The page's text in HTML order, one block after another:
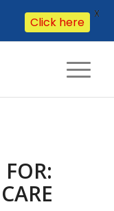
Click here
X